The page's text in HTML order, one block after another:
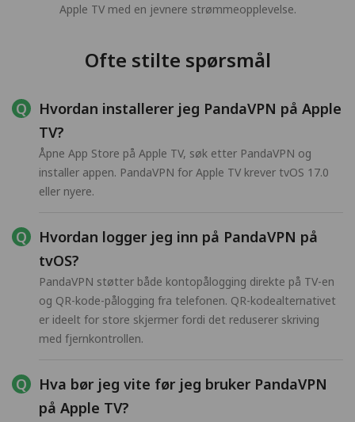
Apple TV med en jevnere strømmeopplevelse.
Ofte stilte spørsmål
Hvordan installerer jeg PandaVPN på Apple
TV?
Åpne App Store på Apple TV, søk etter PandaVPN og
installer appen. PandaVPN for Apple TV krever tvOS 17.0
eller nyere.
Hvordan logger jeg inn på PandaVPN på
tvOS?
PandaVPN støtter både kontopålogging direkte på TV-en
og QR-kode-pålogging fra telefonen. QR-kodealternativet
er ideelt for store skjermer fordi det reduserer skriving
med fjernkontrollen.
Hva bør jeg vite før jeg bruker PandaVPN
på Apple TV?